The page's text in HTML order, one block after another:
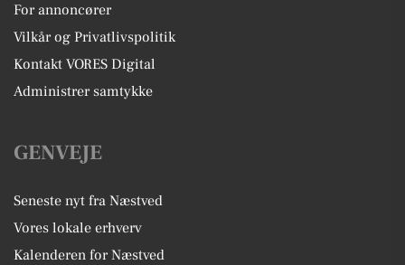
For annoncører
Vilkår og Privatlivspolitik
Kontakt VORES Digital
Administrer samtykke
GENVEJE
Seneste nyt fra Næstved
Vores lokale erhverv
Kalenderen for Næstved